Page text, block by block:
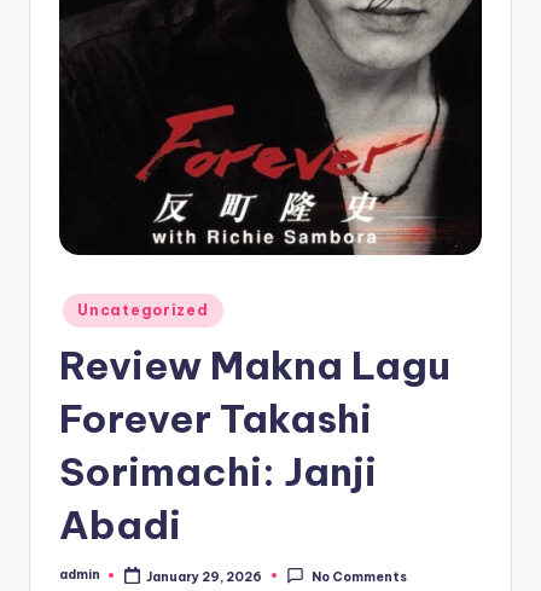
Posted
in
Uncategorized
Review Makna Lagu
Forever Takashi
Sorimachi: Janji
Abadi
Posted
admin January 29, 2026 No Comments